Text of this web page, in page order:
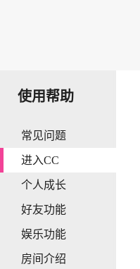
使用帮助
常见问题
进入CC
个人成长
好友功能
娱乐功能
房间介绍